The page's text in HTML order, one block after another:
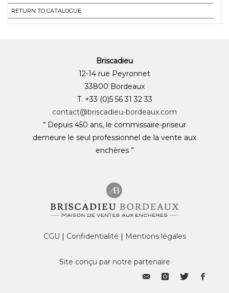
RETURN TO CATALOGUE
Briscadieu
12-14 rue Peyronnet
33800 Bordeaux
T. +33 (0)5 56 31 32 33
contact@briscadieu-bordeaux.com
“ Depuis 450 ans, le commissaire-priseur
demeure le seul professionnel de la vente aux
enchères ”
CGU | Confidentialité | Mentions légales
Site conçu par notre partenaire